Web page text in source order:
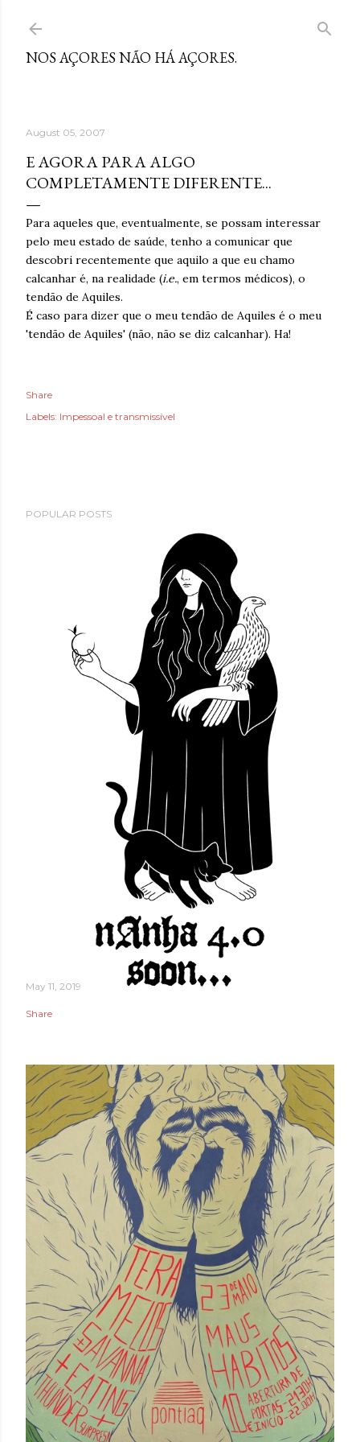
NOS AÇORES NÃO HÁ AÇORES.
August 05, 2007
E AGORA PARA ALGO
COMPLETAMENTE DIFERENTE...
Para aqueles que, eventualmente, se possam interessar
pelo meu estado de saúde, tenho a comunicar que
descobri recentemente que aquilo a que eu chamo
calcanhar é, na realidade (i.e., em termos médicos), o
tendão de Aquiles.
É caso para dizer que o meu tendão de Aquiles é o meu
'tendão de Aquiles' (não, não se diz calcanhar). Ha!
Share
Labels: Impessoal e transmissível
POPULAR POSTS
May 11, 2019
Share